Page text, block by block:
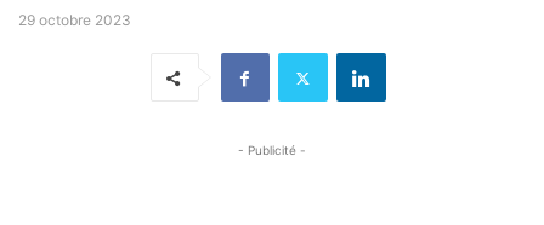
29 octobre 2023
- Publicité -